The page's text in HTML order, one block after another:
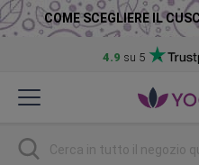
COME SCEGLIERE IL
4.9 su 5
al
Ricerca